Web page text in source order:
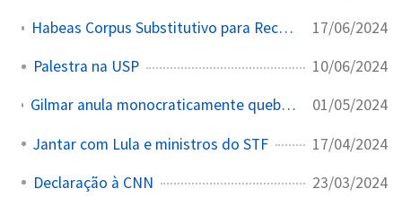
Habeas Corpus Substitutivo para Reconhecer Redutor em Caso de Droga 17/06/2024
Palestra na USP 10/06/2024
Gilmar anula monocraticamente quebra de sigilo da CPI do Banco Master por duas vezes 01/05/2024
Jantar com Lula e ministros do STF 17/04/2024
Declaração à CNN 23/03/2024